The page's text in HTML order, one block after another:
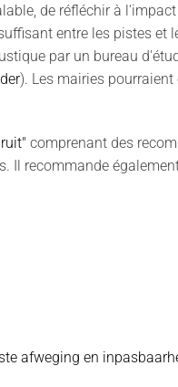
de réfléchir à
entre les pistes
par un bureau
). Les mairies
comprenant des
Il recommande
afweging en